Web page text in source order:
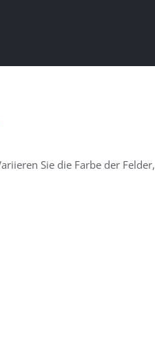
Sie die Farbe der Felder,